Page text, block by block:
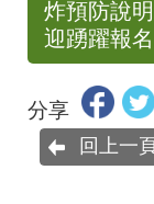
炸預防說
迎踴躍報名
分享
回上一